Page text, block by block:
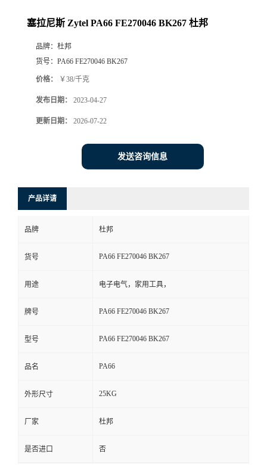
厅
系
言
塞拉尼斯 Zytel PA66 FE270046 BK267 杜邦
品牌： 杜邦
货号： PA66 FE270046 BK267
价格： ￥38/千克
发布日期： 2023-04-27
更新日期： 2026-07-22
发送咨询信息
产品详请
品牌 杜邦
货号 PA66 FE270046 BK267
用途 电子电气，家用工具，
牌号 PA66 FE270046 BK267
型号 PA66 FE270046 BK267
品名 PA66
外形尺寸 25KG
厂家 杜邦
是否进口 否